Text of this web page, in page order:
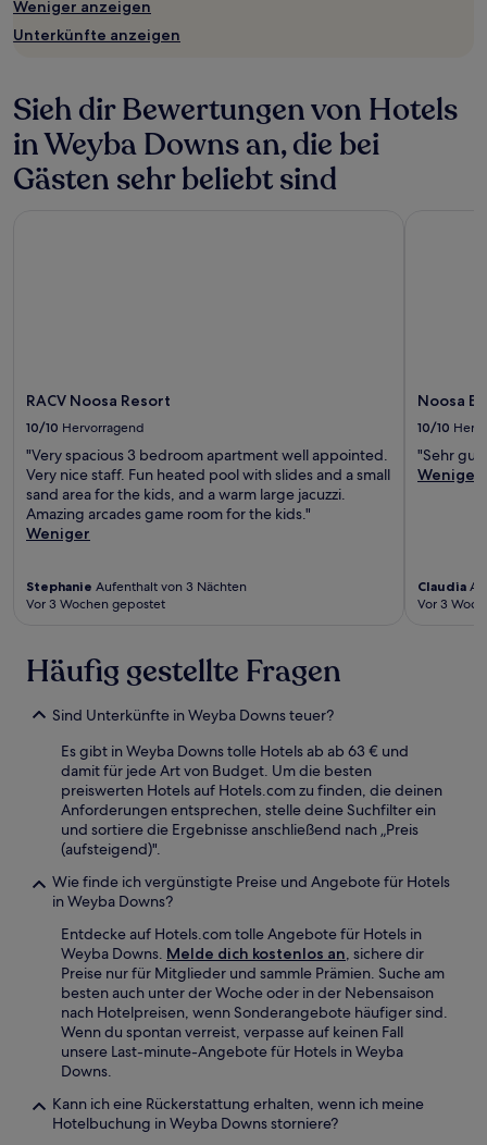
Weniger anzeigen
Unterkünfte anzeigen
Sieh dir Bewertungen von Hotels
in Weyba Downs an, die bei
Gästen sehr beliebt sind
RACV Noosa Resort
10/10 Hervorragend
"Very spacious 3 bedroom apartment well appointed.
Very nice staff. Fun heated pool with slides and a small
sand area for the kids, and a warm large jacuzzi.
Amazing arcades game room for the kids."
Weniger
Stephanie Aufenthalt von 3 Nächten
Vor 3 Wochen gepostet
Noosa
10/10
"Sehr
Weniger
Claudia
Vor 3
Häufig gestellte Fragen
Sind Unterkünfte in Weyba Downs teuer?
Es gibt in Weyba Downs tolle Hotels ab ab 63 € und
damit für jede Art von Budget. Um die besten
preiswerten Hotels auf Hotels.com zu finden, die deinen
Anforderungen entsprechen, stelle deine Suchfilter ein
und sortiere die Ergebnisse anschließend nach „Preis
(aufsteigend)".
Wie finde ich vergünstigte Preise und Angebote für Hotels
in Weyba Downs?
Entdecke auf Hotels.com tolle Angebote für Hotels in
Weyba Downs. Melde dich kostenlos an, sichere dir
Preise nur für Mitglieder und sammle Prämien. Suche am
besten auch unter der Woche oder in der Nebensaison
nach Hotelpreisen, wenn Sonderangebote häufiger sind.
Wenn du spontan verreist, verpasse auf keinen Fall
unsere Last-minute-Angebote für Hotels in Weyba
Downs.
Kann ich eine Rückerstattung erhalten, wenn ich meine
Hotelbuchung in Weyba Downs storniere?